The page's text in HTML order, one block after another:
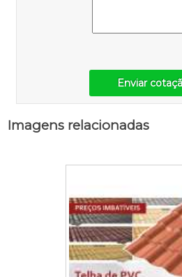
Enviar
Imagens relacionadas